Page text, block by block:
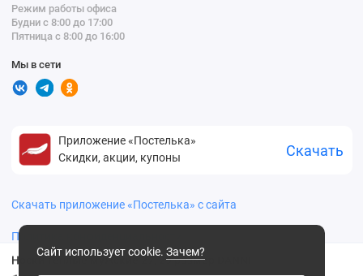
Носки теплые мужские 27, 29 размер DANNI
Сайт использует cookie. Зачем?
Режим работы офиса
Будни с 8:00 до 17:00
Пятница с 8:00 до 16:00
Мы в сети
Приложение «Постелька»
Скидки, акции, купоны
Скачать
Скачать приложение «Постелька» с сайта
Политика конфиденциальности